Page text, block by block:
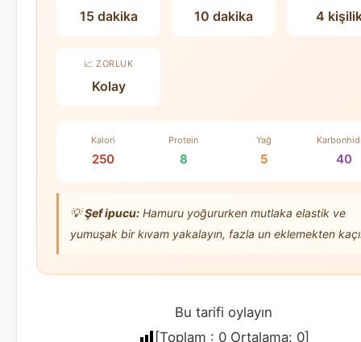
15 dakika 10 dakika 4
📈 ZORLUK
Kolay
Kalori
250
Protein
8
Yağ
5 40
💡Şef ipucu: Hamuru yoğururken mutlaka elastik ve
yumuşak bir kıvam yakalayın, fazla un eklemekten
Bu tarifi oylayın
[Toplam : 0Ortalama: 0]